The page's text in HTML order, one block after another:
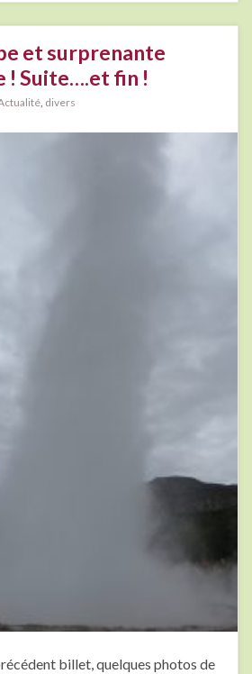
et surprenante
! Suite….et fin !
divers
billet, quelques photos de